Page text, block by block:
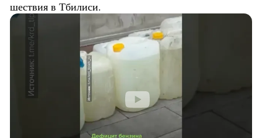
шествия в Тбилиси.